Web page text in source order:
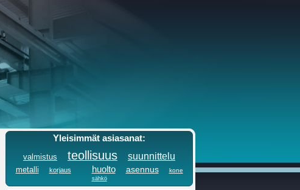
Yleisimmät asiasanat:
valmistus teollisuus suunnittelu
metalli korjaus huolto asennus kone
sähkö